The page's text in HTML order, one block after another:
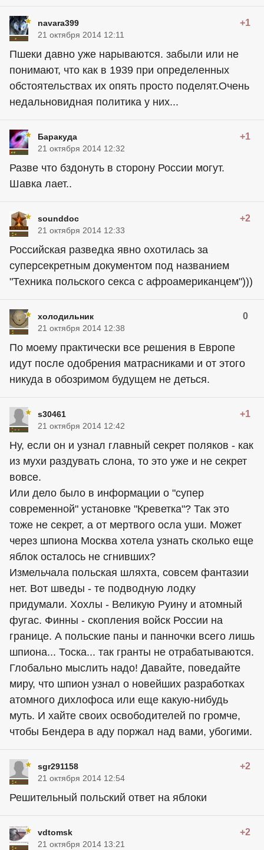
navara399 +1
21 октября 2014 12:11
Пшеки давно уже нарываются. забыли или не
понимают, что как в 1939 при определенных
обстоятельствах их опять просто поделят.Очень
недальновидная политика у них...
Баракуда +1
21 октября 2014 12:32
Разве что бздонуть в сторону России могут.
Шавка лает..
sounddoc +2
21 октября 2014 12:33
Российская разведка явно охотилась за
суперсекретным документом под названием
"Техника польского секса с афроамериканцем")))
холодильник 0
21 октября 2014 12:38
По моему практически все решения в Европе
идут после одобрения матрасниками и от этого
никуда в обозримом будущем не деться.
s30461 +1
21 октября 2014 12:42
Ну, если он и узнал главный секрет поляков - как
из мухи раздувать слона, то это уже и не секрет
вовсе.
Или дело было в информации о "супер
современной" установке "Креветка"? Так это
тоже не секрет, а от мертвого осла уши. Может
через шпиона Москва хотела узнать сколько еще
яблок осталось не сгнивших?
Измельчала польская шляхта, совсем фантазии
нет. Вот шведы - те подводную лодку
придумали. Хохлы - Великую Руину и атомный
фугас. Финны - скопления войск России на
границе. А польские паны и панночки всего лишь
шпиона... Тоска... так гранты не отрабатываются.
Глобально мыслить надо! Давайте, поведайте
миру, что шпион узнал о новейших разработках
атомного дихлофоса или еще какую-нибудь
муть. И хайте своих освободителей по громче,
чтобы Бендера в аду поржал над вами, убогими.
sgr291158 +2
21 октября 2014 12:54
Решительный польский ответ на яблоки
vdtomsk +2
21 октября 2014 13:21